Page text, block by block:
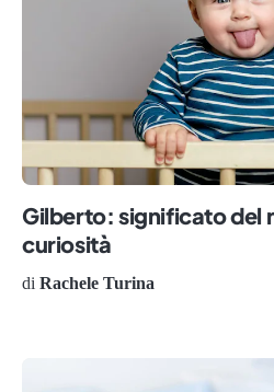
Gilberto: significato del
curiosità
di Rachele Turina